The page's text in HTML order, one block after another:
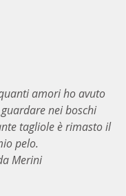
amori ho avuto
nei boschi
tagliole è rimasto il
pelo.
Merini